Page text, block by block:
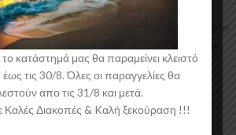
λεπτομέρεια. Η αεροτομή οροφής για το
στο χρώμα του υλικού. Το προϊόν θα πρέπει
να βαφτεί στο χρώμα της επιλογής σας.
κατάστημά μας θα παραμείνει κλειστό
τις 30/8. Όλες οι παραγγελίες θα
απο τις 31/8 και μετά.
Καλές Διακοπές & Kαλή ξεκούραση !!!